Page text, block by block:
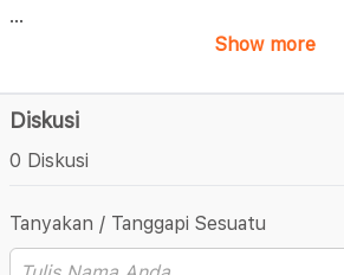
...
Show more
Diskusi
0 Diskusi
Tanyakan / Tanggapi Sesuatu